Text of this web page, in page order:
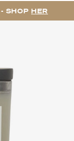
SHOP HER